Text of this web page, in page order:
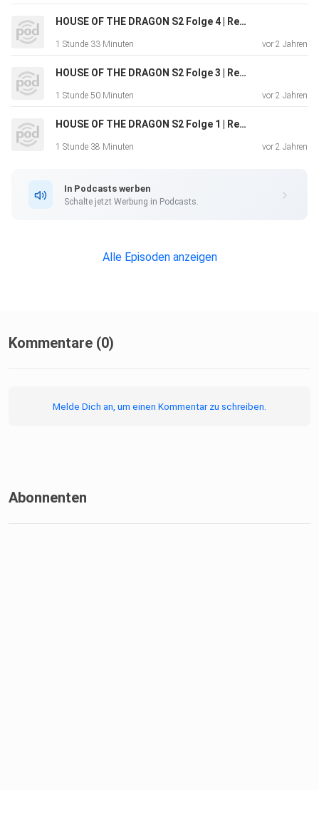
HOUSE OF THE DRAGON S2 Folge 4 | Recap & Serie vs. Buch
1 Stunde 33 Minuten vor 2 Jahren
HOUSE OF THE DRAGON S2 Folge 3 | Recap & Serie vs. Buch
1 Stunde 50 Minuten vor 2 Jahren
HOUSE OF THE DRAGON S2 Folge 1 | Recap & Serie vs. Buch
1 Stunde 38 Minuten vor 2 Jahren
In Podcasts werben
Schalte jetzt Werbung in Podcasts.
Alle Episoden anzeigen
Kommentare (0)
Melde Dich an, um einen Kommentar zu schreiben.
Abonnenten